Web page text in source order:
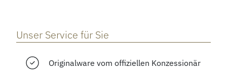
Unser Service für Sie
Originalware vom offiziellen Konzessionär